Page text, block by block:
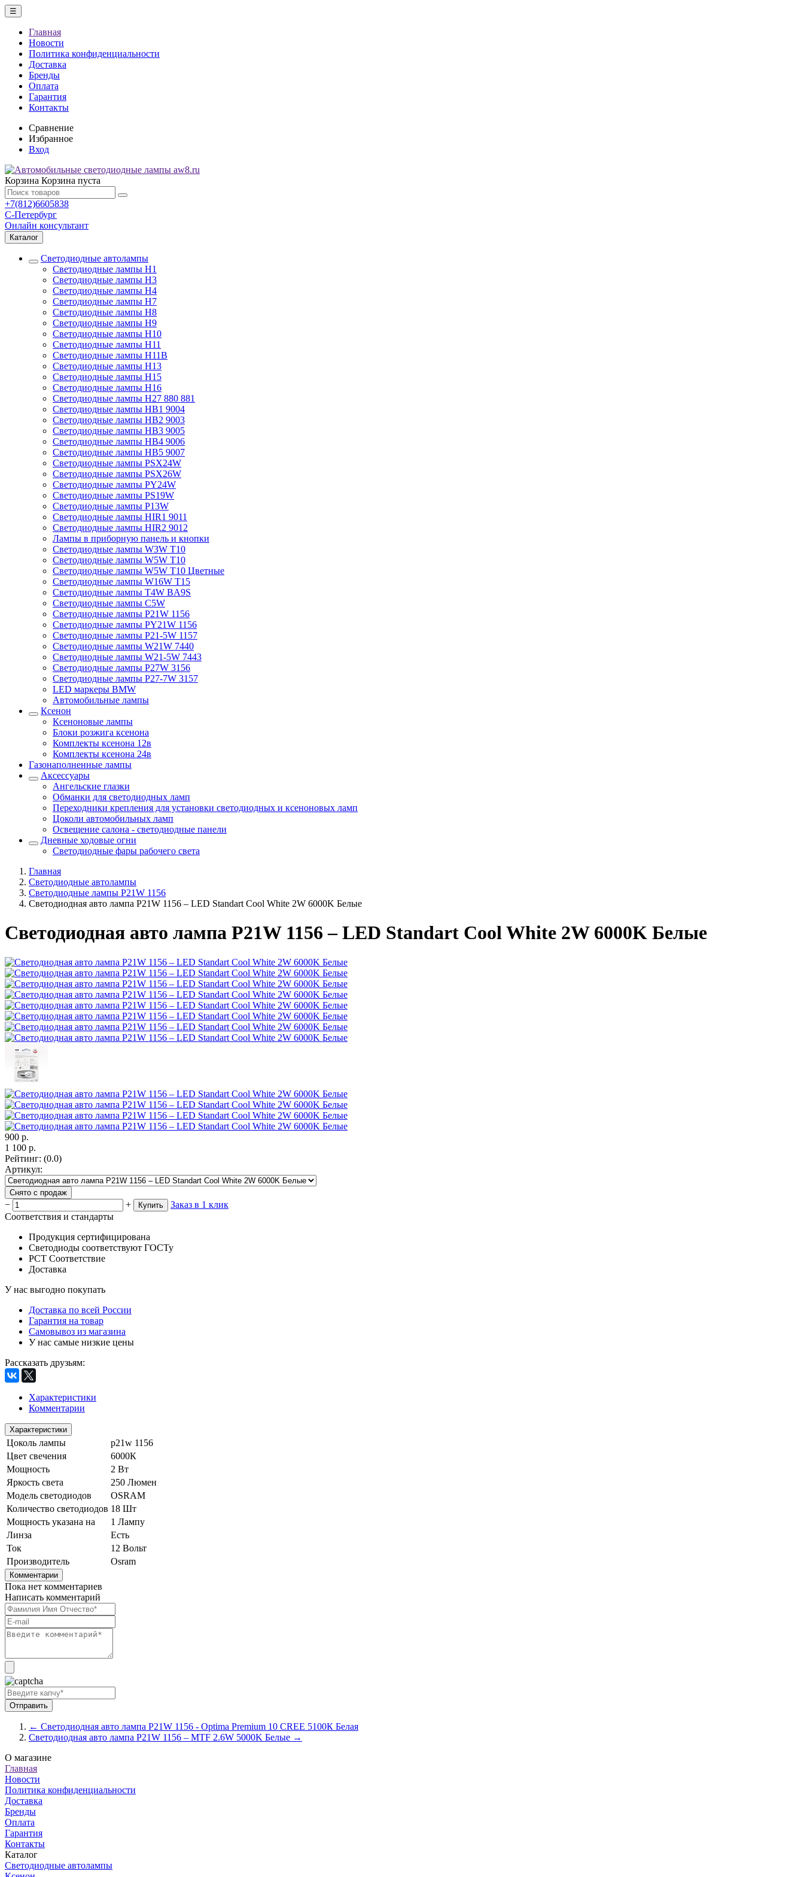
☰
Главная
Новости
Политика конфиденциальности
Доставка
Бренды
Оплата
Гарантия
Контакты
Сравнение
Избранное
Вход
Корзина Корзина пуста
+7(812)6605838
С-Петербург
Онлайн консультант
Каталог
Светодиодные автолампы
Светодиодные лампы H1
Светодиодные лампы H3
Светодиодные лампы H4
Светодиодные лампы H7
Светодиодные лампы H8
Светодиодные лампы H9
Светодиодные лампы H10
Светодиодные лампы H11
Светодиодные лампы H11B
Светодиодные лампы H13
Светодиодные лампы H15
Светодиодные лампы H16
Светодиодные лампы H27 880 881
Светодиодные лампы HB1 9004
Светодиодные лампы HB2 9003
Светодиодные лампы HB3 9005
Светодиодные лампы HB4 9006
Светодиодные лампы HB5 9007
Светодиодные лампы PSX24W
Светодиодные лампы PSX26W
Светодиодные лампы PY24W
Светодиодные лампы PS19W
Светодиодные лампы P13W
Светодиодные лампы HIR1 9011
Светодиодные лампы HIR2 9012
Лампы в приборную панель и кнопки
Светодиодные лампы W3W T10
Светодиодные лампы W5W T10
Светодиодные лампы W5W T10 Цветные
Светодиодные лампы W16W T15
Светодиодные лампы T4W BA9S
Светодиодные лампы C5W
Светодиодные лампы P21W 1156
Светодиодные лампы PY21W 1156
Светодиодные лампы P21-5W 1157
Светодиодные лампы W21W 7440
Светодиодные лампы W21-5W 7443
Светодиодные лампы P27W 3156
Светодиодные лампы P27-7W 3157
LED маркеры BMW
Автомобильные лампы
Ксенон
Ксеноновые лампы
Блоки розжига ксенона
Комплекты ксенона 12в
Комплекты ксенона 24в
Газонаполненные лампы
Аксессуары
Ангельские глазки
Обманки для светодиодных ламп
Переходники крепления для установки светодиодных и ксеноновых ламп
Цоколи автомобильных ламп
Освещение салона - светодиодные панели
Дневные ходовые огни
Светодиодные фары рабочего света
Главная
Светодиодные автолампы
Светодиодные лампы P21W 1156
Светодиодная авто лампа P21W 1156 – LED Standart Cool White 2W 6000K Белые
Светодиодная авто лампа P21W 1156 – LED Standart Cool White 2W 6000K Белые
900 р.
1 100 р.
Рейтинг: (0.0)
Артикул:
Снято с продаж
− + Купить
Заказ в 1 клик
Соответствия и стандарты
Продукция сертифицирована
Светодиоды соответствуют ГОСТу
РСТ Соответствие
Доставка
У нас выгодно покупать
Доставка по всей России
Гарантия на товар
Самовывоз из магазина
У нас самые низкие цены
Рассказать друзьям:
Характеристики
Комментарии
Характеристики
Цоколь лампы
p21w 1156
Цвет свечения
6000К
Мощность
2 Вт
Яркость света
250 Люмен
Модель светодиодов
OSRAM
Количество светодиодов 18 Шт
Мощность указана на
1 Лампу
Линза
Есть
Ток
12 Вольт
Производитель
Osram
Комментарии
Пока нет комментариев
Написать комментарий
← Светодиодная авто лампа P21W 1156 - Optima Premium 10 CREE 5100К Белая
Светодиодная авто лампа P21W 1156 – MTF 2.6W 5000K Белые →
О магазине
Главная
Новости
Политика конфиденциальности
Доставка
Бренды
Оплата
Гарантия
Контакты
Каталог
Светодиодные автолампы